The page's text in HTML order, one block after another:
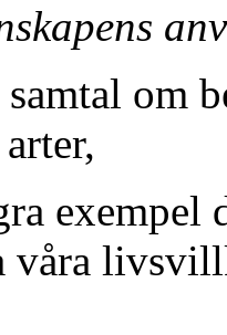
om
exempel
våra